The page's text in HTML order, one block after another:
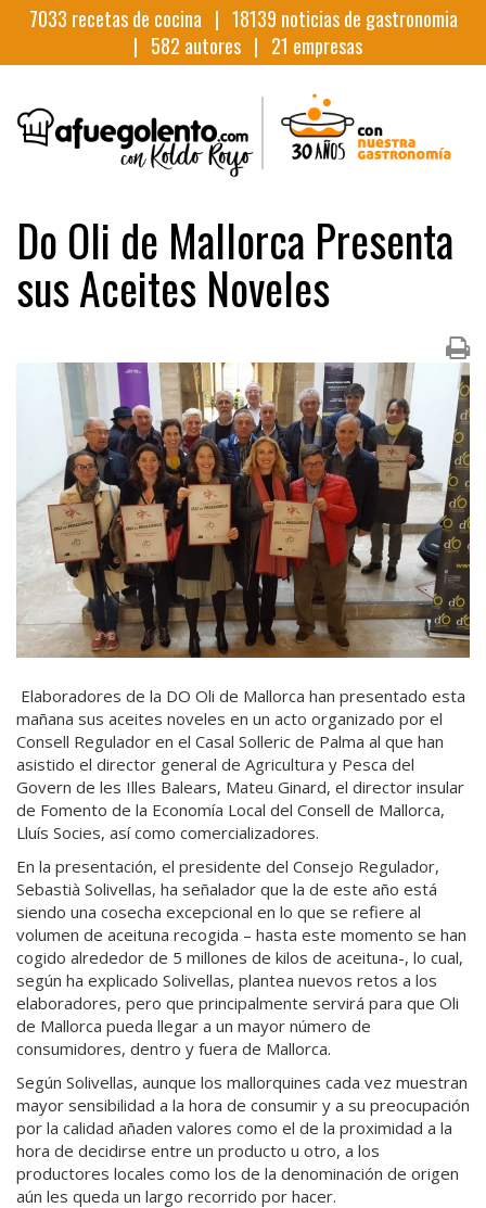
7033 recetas de cocina | 18139 noticias de gastronomia
| 582 autores | 21 empresas
Do Oli de Mallorca Presenta
sus Aceites Noveles
Elaboradores de la DO Oli de Mallorca han presentado esta
mañana sus aceites noveles en un acto organizado por el
Consell Regulador en el Casal Solleric de Palma al que han
asistido el director general de Agricultura y Pesca del
Govern de les Illes Balears, Mateu Ginard, el director insular
de Fomento de la Economía Local del Consell de Mallorca,
Lluís Socies, así como comercializadores.
En la presentación, el presidente del Consejo Regulador,
Sebastià Solivellas, ha señalador que la de este año está
siendo una cosecha excepcional en lo que se refiere al
volumen de aceituna recogida – hasta este momento se han
cogido alrededor de 5 millones de kilos de aceituna-, lo cual,
según ha explicado Solivellas, plantea nuevos retos a los
elaboradores, pero que principalmente servirá para que Oli
de Mallorca pueda llegar a un mayor número de
consumidores, dentro y fuera de Mallorca.
Según Solivellas, aunque los mallorquines cada vez muestran
mayor sensibilidad a la hora de consumir y a su preocupación
por la calidad añaden valores como el de la proximidad a la
hora de decidirse entre un producto u otro, a los
productores locales como los de la denominación de origen
aún les queda un largo recorrido por hacer.